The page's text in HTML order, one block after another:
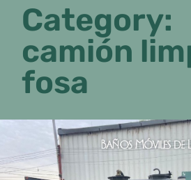
Category:
camión
fosa